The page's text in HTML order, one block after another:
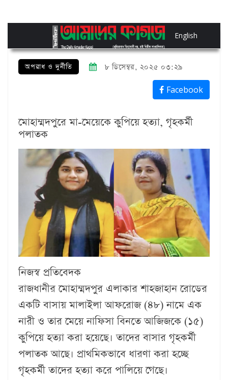
English
অপরাধ ও দুর্নীতি ৮ ডিসেম্বর, ২০২৫ ০৩:২৯
Facebook
মোহাম্মদপুরে মা-মেয়েকে কুপিয়ে হত্যা, গৃহকর্মী
পলাতক
নিজস্ব প্রতিবেদক
রাজধানীর মোহাম্মদপুর এলাকার শাহজাহান রোডের
একটি বাসায় মালাইলা আফরোজ (৪৮) নামে এক
নারী ও তার মেয়ে নাফিসা বিনতে আজিজকে (১৫)
কুপিয়ে হত্যা করা হয়েছে। তাদের বাসার গৃহকর্মী
পলাতক আছে। প্রাথমিকভাবে ধারণা করা হচ্ছে
গৃহকর্মী তাদের হত্যা করে পালিয়ে গেছে।